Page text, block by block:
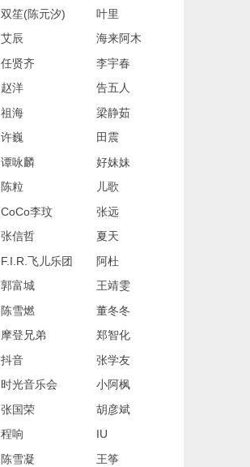
双笙(陈元汐)
叶里
艾辰
海来阿木
任贤齐
李宇春
赵洋
告五人
祖海
梁静茹
许巍
田震
谭咏麟
好妹妹
陈粒
儿歌
CoCo李玟
张远
张信哲
夏天
F.I.R.飞儿乐团
阿杜
郭富城
王靖雯
陈雪燃
董冬冬
摩登兄弟
郑智化
抖音
张学友
时光音乐会
小阿枫
张国荣
胡彦斌
程响
IU
陈雪凝
王筝